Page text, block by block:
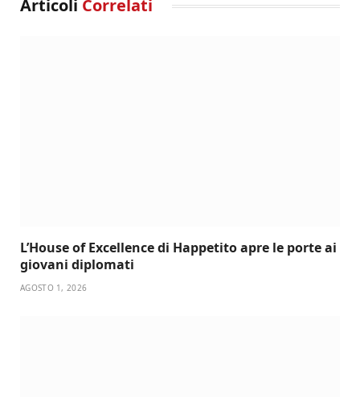
Articoli Correlati
L’House of Excellence di Happetito apre le porte ai
giovani diplomati
AGOSTO 1, 2026